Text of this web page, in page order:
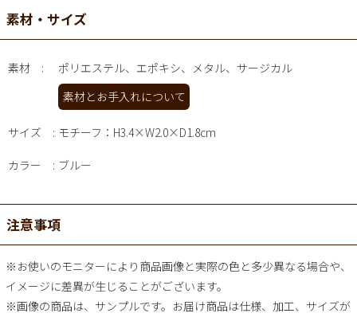
素材・サイズ
素材
ポリエステル、エポキシ、メタル、サージカル
素材とお手入れについて
サイズ モチーフ：H3.4×W2.0×D1.8cm
カラー ブルー
注意事項
※お使いのモニターにより商品画像と実際の色と多少異なる場合や、
イメージに差異が生じることがございます。
※画像の商品は、サンプルです。お届け商品は仕様、加工、サイズが